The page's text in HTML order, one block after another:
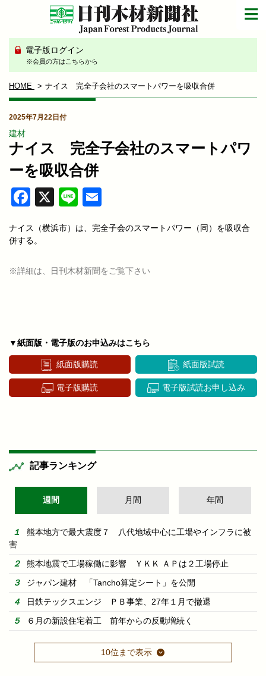
電子版ログイン
※会員の方はこちらから
HOME ナイス 完全子会社のスマートパワーを吸収合併
2025年7月22日付
建材
ナイス 完全子会社のスマートパワ
ーを吸収合併
Facebook
X Line
ナイス（横浜市）は、完全子会のスマートパワー（同）を吸収合
併する。
※詳細は、日刊木材新聞をご覧下さい
▼紙面版・電子版のお申込みはこちら
紙面版購読 紙面版試読
電子版購読 電子版試読お申し込み
記事ランキング
週間 月間 年間
熊本地方で最大震度７ 八代地域中心に工場やインフラに被
害
熊本地震で工場稼働に影響 ＹＫＫ ＡＰは２工場停止
ジャパン建材 「Tancho算定シート」を公開
日鉄テックスエンジ ＰＢ事業、27年１月で撤退
６月の新設住宅着工 前年からの反動増続く
10位まで表示